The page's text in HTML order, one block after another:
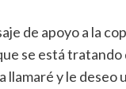
se está tratando
llamaré y le deseo